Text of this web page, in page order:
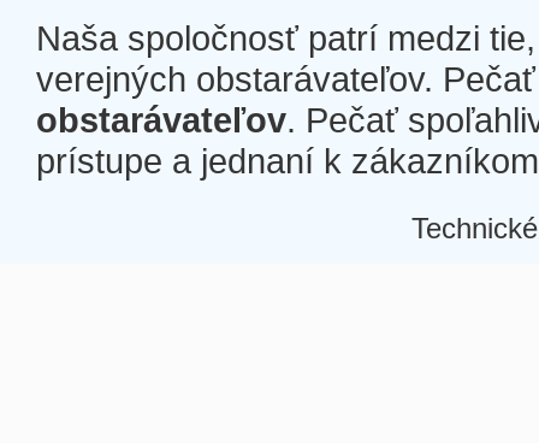
Naša spoločnosť patrí medzi
verejných obstarávateľov.
obstarávateľov. Pečať
prístupe a jednaní k